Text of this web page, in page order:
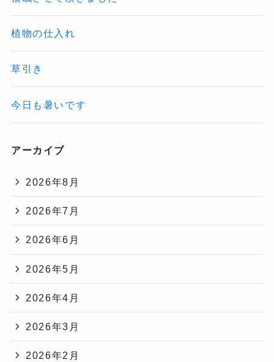
植物の仕入れ
草引き
今日も暑いです
アーカイブ
2026年8月
2026年7月
2026年6月
2026年5月
2026年4月
2026年3月
2026年2月